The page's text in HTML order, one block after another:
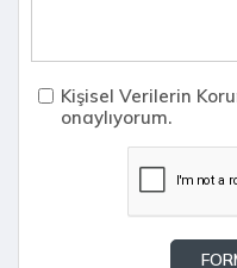
Kişisel Verilerin
onaylıyorum.